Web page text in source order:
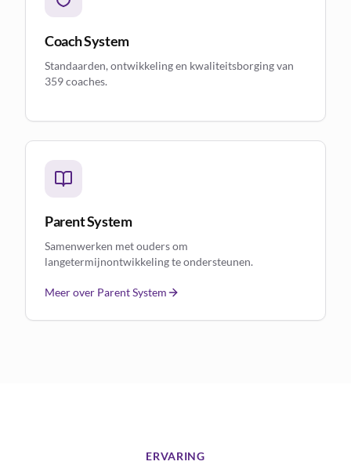
Coach System
Standaarden, ontwikkeling en kwaliteitsborging van
359 coaches.
Parent System
Samenwerken met ouders om
langetermijnontwikkeling te ondersteunen.
Meer over Parent System
ERVARING